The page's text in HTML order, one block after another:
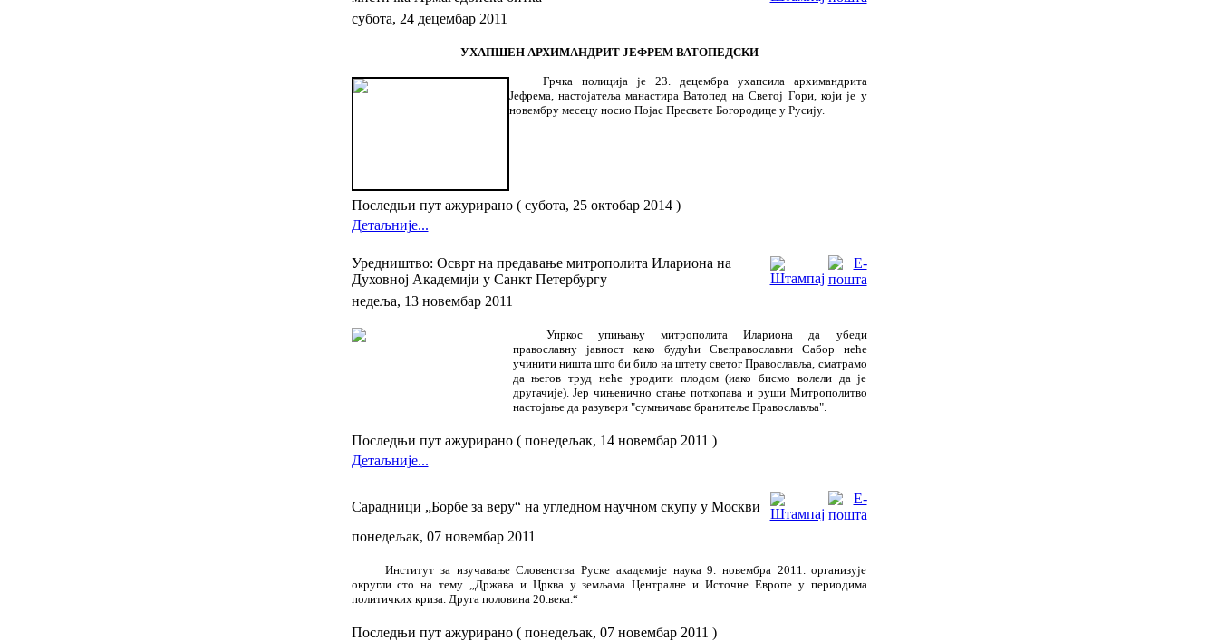
субота, 24 децембар 2011
УХАПШЕН АРХИМАНДРИТ ЈЕФРЕМ ВАТОПЕДСКИ
Грчка полиција је 23. децембра ухапсила архимандрита
Јефрема, настојатеља манастира Ватопед на Светој Гори, који је у
новембру месецу носио Појас Пресвете Богородице у Русију.
Последњи пут ажурирано ( субота, 25 октобар 2014 )
Детаљније...
Уредништво: Осврт на предавање митрополита Илариона на
Духовној Академији у Санкт Петербургу
недеља, 13 новембар 2011
Упркос упињању митрополита Илариона да убеди
православну јавност како будући Свеправославни Сабор неће
учинити ништа што би било на штету светог Православља, сматрамо
да његов труд неће уродити плодом (иако бисмо волели да је
другачије). Јер чињенично стање поткопава и руши Митрополитво
настојање да разувери "сумњичаве бранитеље Православља".
Последњи пут ажурирано ( понедељак, 14 новембар 2011 )
Детаљније...
Сарадници „Борбе за веру“ на угледном научном скупу у Москви
понедељак, 07 новембар 2011
Институт за изучавање Словенства Руске академије наука 9. новембра 2011. организује
округли сто на тему „Држава и Црква у земљама Централне и Источне Европе у периодима
политичких криза. Друга половина 20.века.“
Последњи пут ажурирано ( понедељак, 07 новембар 2011 )